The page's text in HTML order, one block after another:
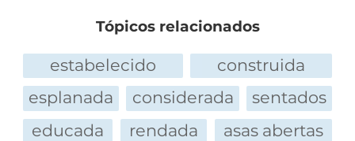
Tópicos relacionados
estabelecido
construida
esplanada
considerada
sentados
educada
rendada
asas abertas